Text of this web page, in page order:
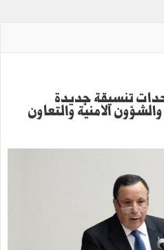
تنسيقة جديدة
الامنيّة والتعاون